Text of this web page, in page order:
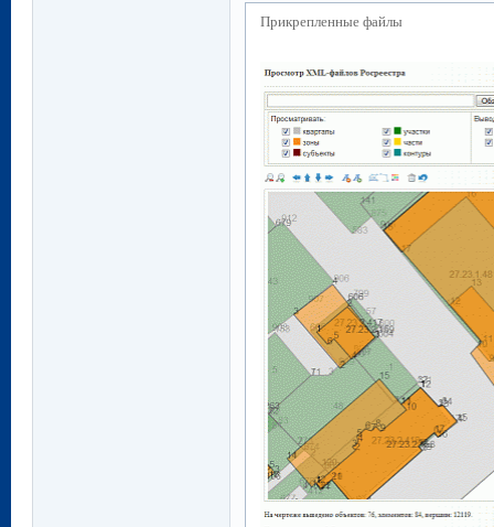
Прикрепленные файлы